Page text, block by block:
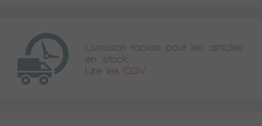
Livraison rapide pour les articles
en stock
Lire les CGV